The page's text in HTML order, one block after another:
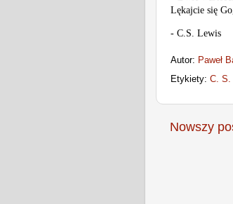
Lękajcie się
- C.S. Lewis
Autor: Paweł
Etykiety: C. S.
Nowszy